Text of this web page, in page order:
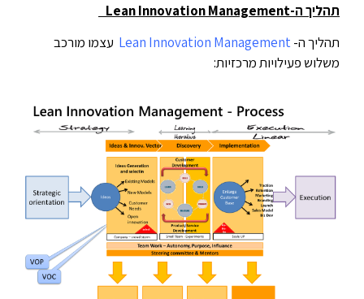
תהליך ה-Lean Innovation Management
תהליך ה-Lean Innovation Management עצמו מורכב
משלוש פעילויות מרכזיות: